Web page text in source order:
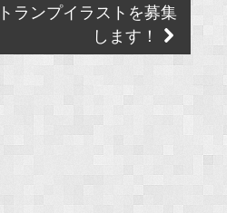
ランプイラストを募集
します！